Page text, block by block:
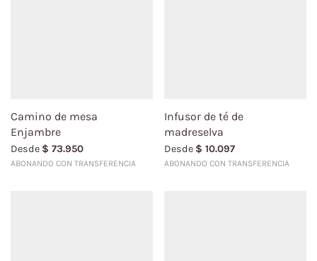
Camino de mesa
Enjambre
Desde $ 73.950
ABONANDO CON TRANSFERENCIA
Infusor de té de
madreselva
Desde $ 10.097
ABONANDO CON TRANSFERENCIA